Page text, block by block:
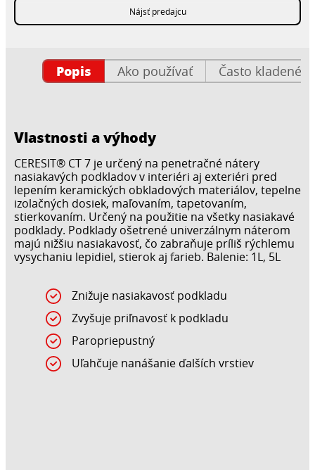
Nájsť predajcu
Popis Ako používať Často kladené
Vlastnosti a výhody
CERESIT® CT 7 je určený na penetračné nátery
nasiakavých podkladov v interiéri aj exteriéri pred
lepením keramických obkladových materiálov, tepelne
izolačných dosiek, maľovaním, tapetovaním,
stierkovaním. Určený na použitie na všetky nasiakavé
podklady. Podklady ošetrené univerzálnym náterom
majú nižšiu nasiakavosť, čo zabraňuje príliš rýchlemu
vysychaniu lepidiel, stierok aj farieb. Balenie: 1L, 5L
Znižuje nasiakavosť podkladu
Zvyšuje priľnavosť k podkladu
Paropriepustný
Uľahčuje nanášanie ďalších vrstiev